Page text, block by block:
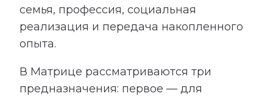
семья, профессия, социальная
реализация и передача накопленного
опыта.
В Матрице рассматриваются три
предназначения: первое — для